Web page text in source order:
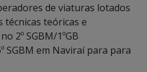
de viaturas lotados
teóricas e
2º SGBM/1ºGB
SGBM em Naviraí para para